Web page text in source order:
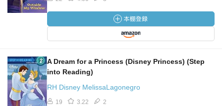
A Dream for a Princess (Disney Princess) (Step
into Reading)
RH Disney MelissaLagonegro
19 3.22 2